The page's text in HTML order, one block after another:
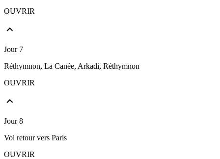
OUVRIR
Jour 7
Réthymnon, La Canée, Arkadi, Réthymnon
OUVRIR
Jour 8
Vol retour vers Paris
OUVRIR